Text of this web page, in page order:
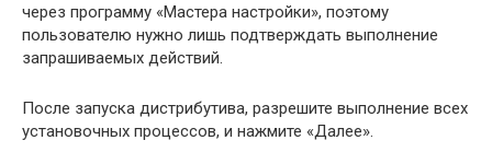
через программу «Мастера настройки», поэтому
пользователю нужно лишь подтверждать выполнение
запрашиваемых действий.
После запуска дистрибутива, разрешите выполнение всех
установочных процессов, и нажмите «Далее».